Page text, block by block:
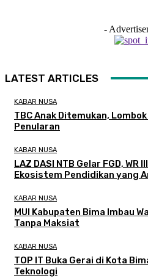
-
LATEST ARTICLES
KABAR NUSA
TBC Anak Ditemukan,
Penularan
KABAR NUSA
LAZ DASI NTB Gelar FGD,
Ekosistem Pendidikan yang
KABAR NUSA
MUI Kabupaten Bima Imbau
Tanpa Maksiat
KABAR NUSA
TOP IT Buka Gerai di Kota
Teknologi